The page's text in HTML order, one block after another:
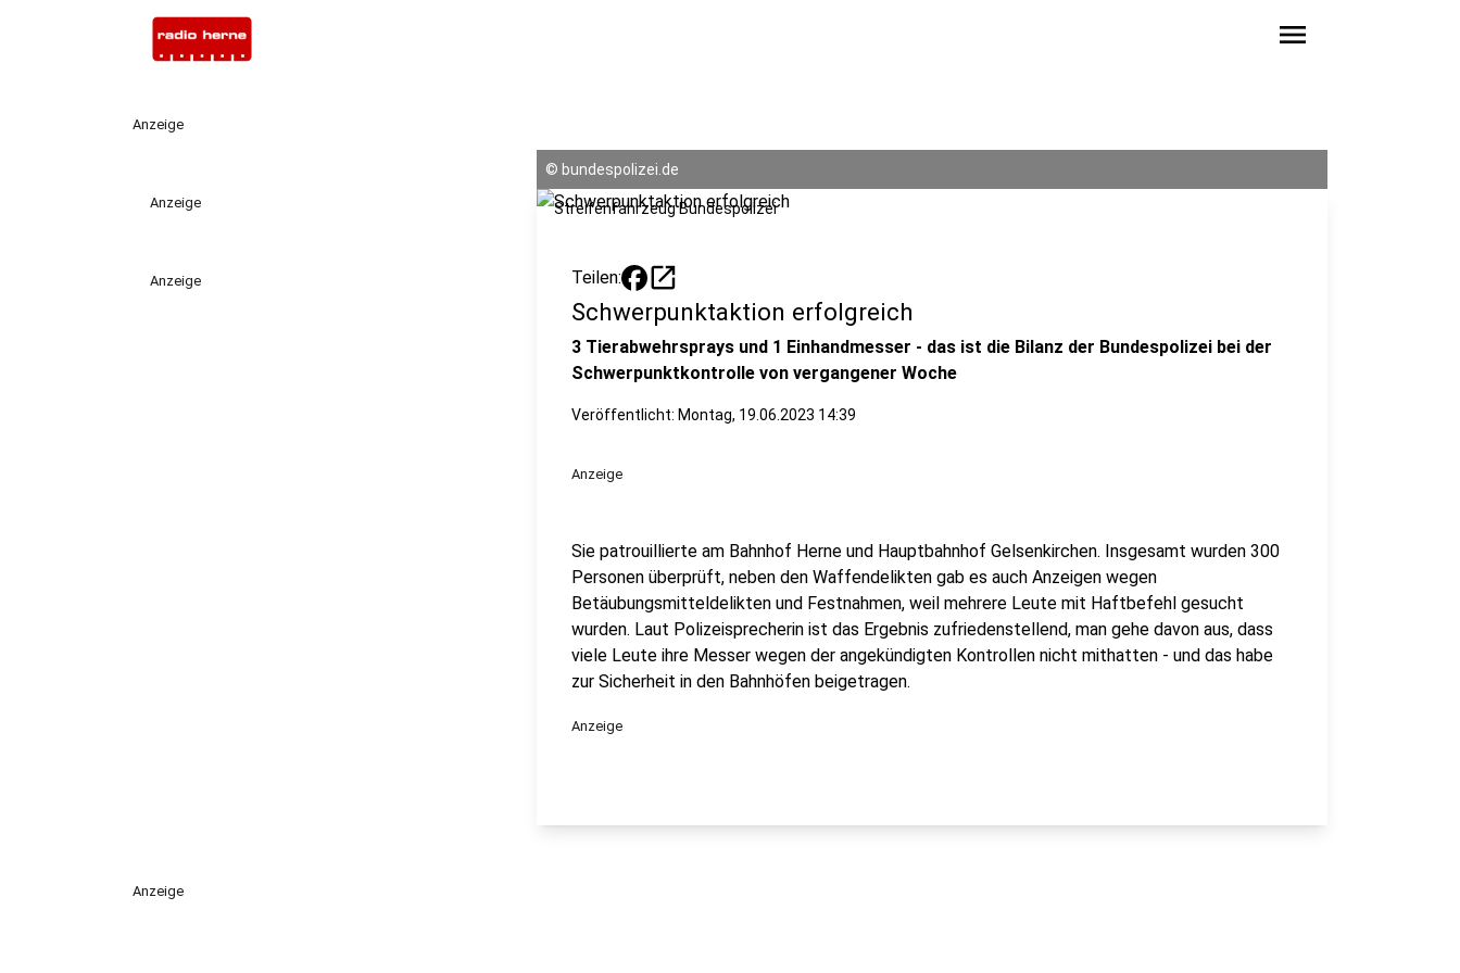
menu
Anzeige
Anzeige
Anzeige
© bundespolizei.de
Streifenfahrzeug Bundespolizei
Teilen: open_in_new
Schwerpunktaktion erfolgreich
3 Tierabwehrsprays und 1 Einhandmesser - das ist die Bilanz der Bundespolizei bei der
Schwerpunktkontrolle von vergangener Woche
Veröffentlicht: Montag, 19.06.2023 14:39
Anzeige
Sie patrouillierte am Bahnhof Herne und Hauptbahnhof Gelsenkirchen. Insgesamt wurden 300
Personen überprüft, neben den Waffendelikten gab es auch Anzeigen wegen
Betäubungsmitteldelikten und Festnahmen, weil mehrere Leute mit Haftbefehl gesucht
wurden. Laut Polizeisprecherin ist das Ergebnis zufriedenstellend, man gehe davon aus, dass
viele Leute ihre Messer wegen der angekündigten Kontrollen nicht mithatten - und das habe
zur Sicherheit in den Bahnhöfen beigetragen.
Anzeige
Anzeige